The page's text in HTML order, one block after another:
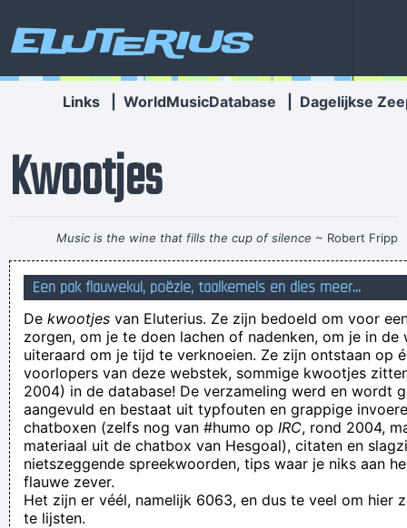
Eluterius
Links WorldMusicDatabase Dagelijkse
Kwootjes
Music is the wine that fills the cup of silence ~ Robert Fripp
(Graspy voice:) "It-was-the-Dukes-it-was-the-Dukes-it-was-
the-Dukes!"
woorden fout splitsen: zijk-analen
de meeuwen vliegen laag, we houden het niet droog
vandaag
Er volgde een schetenfestival dat zijn weerga niét kende!
hoe bestààt het!
Yes Wintertijd. De klok in mijn auto staat weer correct!
Ik hou van het geluid van in pantoffels rennen op tegels:
KLEF KLEF KLEF KLEF KLEF KLEF KLEF KLEF KLEF KLEF KLEF
Een pak flauwekul, poëzie, taalkemels en dies meer...
De kwootjes van Eluterius. Ze zijn bedoeld om voor
zorgen, om je te doen lachen of nadenken, om je in de
uiteraard om je tijd te verknoeien. Ze zijn ontstaan op
voorlopers van deze webstek, sommige kwootjes
2004) in de database! De verzameling werd en wordt
aangevuld en bestaat uit typfouten en grappige
chatboxen (zelfs nog van #humo op IRC, rond 2004,
materiaal uit de chatbox van Hesgoal), citaten en
nietszeggende spreekwoorden, tips waar je niks aan
flauwe zever.
Het zijn er véél, namelijk 6063, en dus te veel om hier
te lijsten.